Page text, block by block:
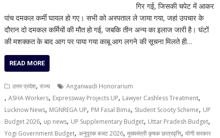
गिर गई, जिसकी चपेट में आकर
पांच दमकल कर्मी घायल हो गए। सभी को अस्पताल ले जाया गया, जहां उपचार के
दौरान दो दमकल कर्मियों की मौत हो गई, जबकि तीन अन्य का इलाज जारी है। घंटों
की मशक्कत के बाद आग पर पाया गया काबू आग लगने की सूचना मिलते ही…
READ MORE
उत्तर प्रदेश,राज्य Anganwadi Honorarium
,ASHA Workers, Expressway Projects UP, Lawyer Cashless Treatment,
Lucknow News, MGNREGA UP, PM Fasal Bima, Student Scooty Scheme, UP
Budget 2026, up news, UP Supplementary Budget, Uttar Pradesh Budget,
Yogi Government Budget,अनुपूरक बजट 2026,मुख्यमंत्री कृषक छात्रवृत्ति,योगी सरकार